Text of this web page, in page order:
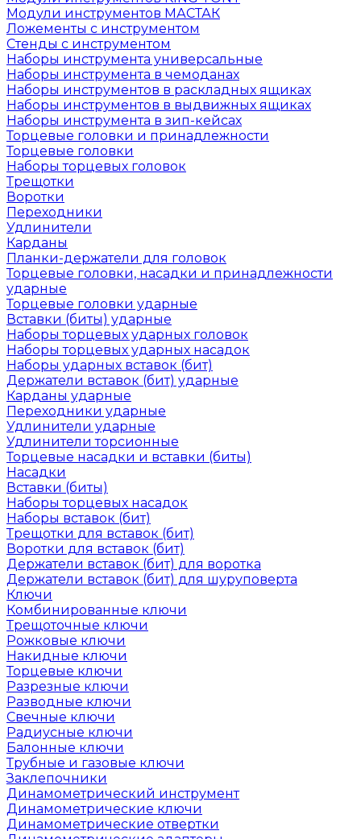
Модули инструментов МАСТАК
Ложементы с инструментом
Стенды с инструментом
Наборы инструмента универсальные
Наборы инструмента в чемоданах
Наборы инструментов в раскладных ящиках
Наборы инструментов в выдвижных ящиках
Наборы инструмента в зип-кейсах
Торцевые головки и принадлежности
Торцевые головки
Наборы торцевых головок
Трещотки
Воротки
Переходники
Удлинители
Карданы
Планки-держатели для головок
Торцевые головки, насадки и принадлежности
ударные
Торцевые головки ударные
Вставки (биты) ударные
Наборы торцевых ударных головок
Наборы торцевых ударных насадок
Наборы ударных вставок (бит)
Держатели вставок (бит) ударные
Карданы ударные
Переходники ударные
Удлинители ударные
Удлинители торсионные
Торцевые насадки и вставки (биты)
Насадки
Вставки (биты)
Наборы торцевых насадок
Наборы вставок (бит)
Трещотки для вставок (бит)
Воротки для вставок (бит)
Держатели вставок (бит) для воротка
Держатели вставок (бит) для шуруповерта
Ключи
Комбинированные ключи
Трещоточные ключи
Рожковые ключи
Накидные ключи
Торцевые ключи
Разрезные ключи
Разводные ключи
Свечные ключи
Радиусные ключи
Балонные ключи
Трубные и газовые ключи
Заклепочники
Динамометрический инструмент
Динамометрические ключи
Динамометрические отвертки